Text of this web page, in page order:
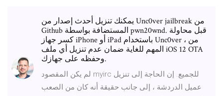
يمكنك تنزيل أحدث إصدار من Unc0ver jailbreak من
Github المستضافة بواسطة pwn20wnd. قبل محاولة
كسر جهاز iPhone أو iPad باستخدام Unc0ver ، من
المهم للغاية ضمان عدم تنزيل أي ملف iOS 12 OTA
وحفظه على جهازك.
لم يكن المقصود myirc للجميع. إن الحاجة إلى تنزيل
عميل الدردشة ، إلى جانب حقيقة أنه كان من الصعب